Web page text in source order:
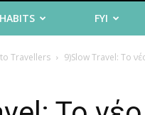
FYI
Travellers 9)Slow Travel: To